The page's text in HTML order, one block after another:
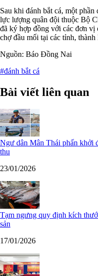
Sau khi đánh bắt cá, một
lực lượng quân đội thuộc Bộ
đã ký hợp đồng với các đơn vị
chợ đầu mối tại các tỉnh,
Nguồn: Báo Đồng Nai
#đánh bắt cá
Bài viết liên quan
Ngư dân Mân Thái phấn khởi
thu
23/01/2026
Tạm ngưng quy định kích
sản
17/01/2026